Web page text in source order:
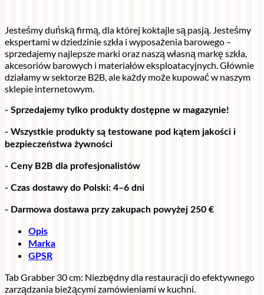
Jesteśmy duńską firmą, dla której koktajle są pasją. Jesteśmy
ekspertami w dziedzinie szkła i wyposażenia barowego –
sprzedajemy najlepsze marki oraz naszą własną markę szkła,
akcesoriów barowych i materiałów eksploatacyjnych. Głównie
działamy w sektorze B2B, ale każdy może kupować w naszym
sklepie internetowym.
- Sprzedajemy tylko produkty dostępne w magazynie!
- Wszystkie produkty są testowane pod kątem jakości i
bezpieczeństwa żywności
- Ceny B2B dla profesjonalistów
- Czas dostawy do Polski: 4–6 dni
- Darmowa dostawa przy zakupach powyżej 250 €
Opis
Marka
GPSR
Tab Grabber 30 cm: Niezbędny dla restauracji do efektywnego
zarządzania bieżącymi zamówieniami w kuchni.